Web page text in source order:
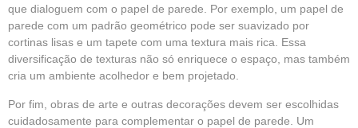
que dialoguem com o papel de parede. Por exemplo, um papel de
parede com um padrão geométrico pode ser suavizado por
cortinas lisas e um tapete com uma textura mais rica. Essa
diversificação de texturas não só enriquece o espaço, mas também
cria um ambiente acolhedor e bem projetado.
Por fim, obras de arte e outras decorações devem ser escolhidas
cuidadosamente para complementar o papel de parede. Um